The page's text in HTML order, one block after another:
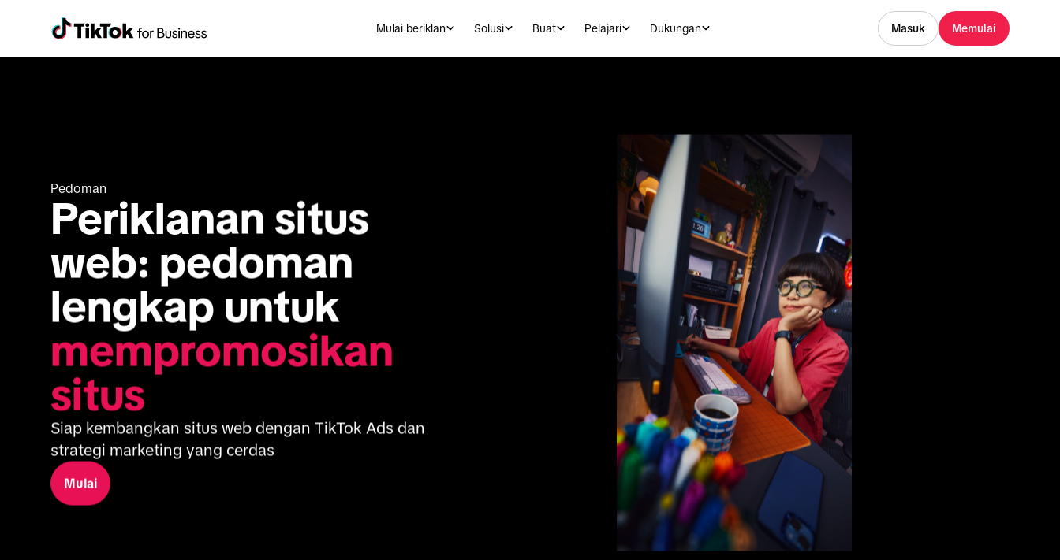
Mulai beriklan Solusi Buat Pelajari Dukungan Masuk Memulai
Pedoman
Periklanan situs
web: pedoman
mempromosikan
situs
Siap kembangkan situs web dengan TikTok Ads dan
strategi marketing yang cerdas
Mulai